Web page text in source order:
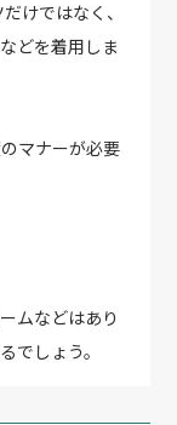
けではなく、
どを着用しま
マナーが必要
ムなどはあり
でしょう。